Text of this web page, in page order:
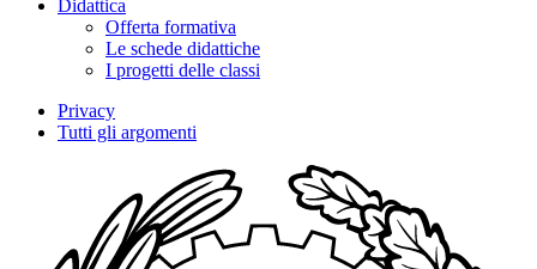
Didattica
Offerta formativa
Le schede didattiche
I progetti delle classi
Privacy
Tutti gli argomenti